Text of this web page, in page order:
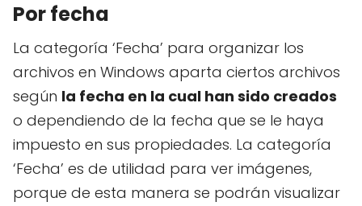
Por fecha
La categoría ‘Fecha’ para organizar los
archivos en Windows aparta ciertos archivos
según la fecha en la cual han sido creados
o dependiendo de la fecha que se le haya
impuesto en sus propiedades. La categoría
‘Fecha’ es de utilidad para ver imágenes,
porque de esta manera se podrán visualizar